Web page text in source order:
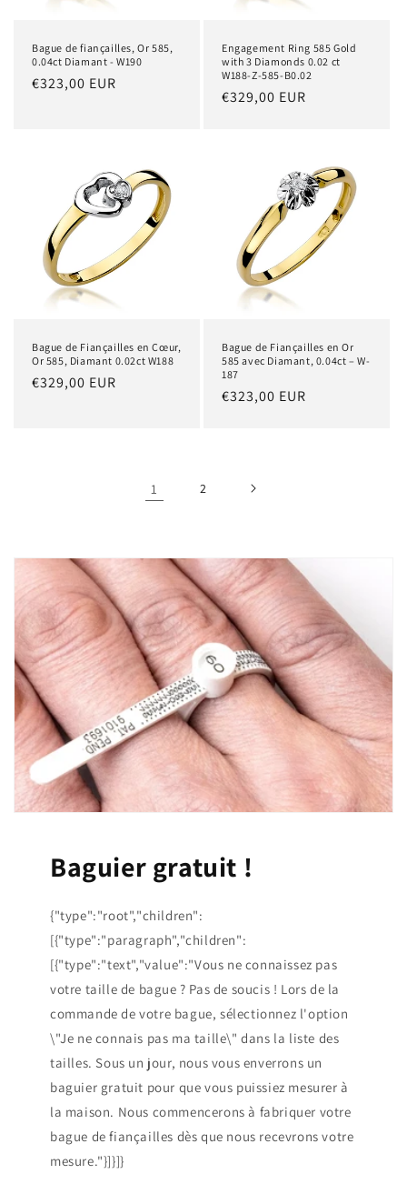
Bague de fiançailles, Or 585,
0.04ct Diamant - W190
Prix
€323,00 EUR
Engagement Ring 585 Gold
with 3 Diamonds 0.02 ct
W188-Z-585-B0.02
Prix
€329,00 EUR
Bague de Fiançailles en Cœur,
Or 585, Diamant 0.02ct W188
Prix
€329,00 EUR
Bague de Fiançailles en Or
585 avec Diamant, 0.04ct – W-
187
Prix
€323,00 EUR
1 2
Baguier gratuit !
{"type":"root","children":
[{"type":"paragraph","children":
[{"type":"text","value":"Vous ne connaissez pas
votre taille de bague ? Pas de soucis ! Lors de la
commande de votre bague, sélectionnez l'option
\"Je ne connais pas ma taille\" dans la liste des
tailles. Sous un jour, nous vous enverrons un
baguier gratuit pour que vous puissiez mesurer à
la maison. Nous commencerons à fabriquer votre
bague de fiançailles dès que nous recevrons votre
mesure."}]}]}